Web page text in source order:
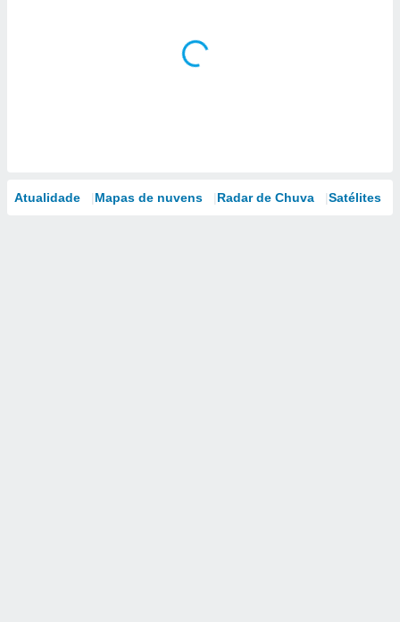
Atualidade Mapas de nuvens Radar de Chuva Satélites